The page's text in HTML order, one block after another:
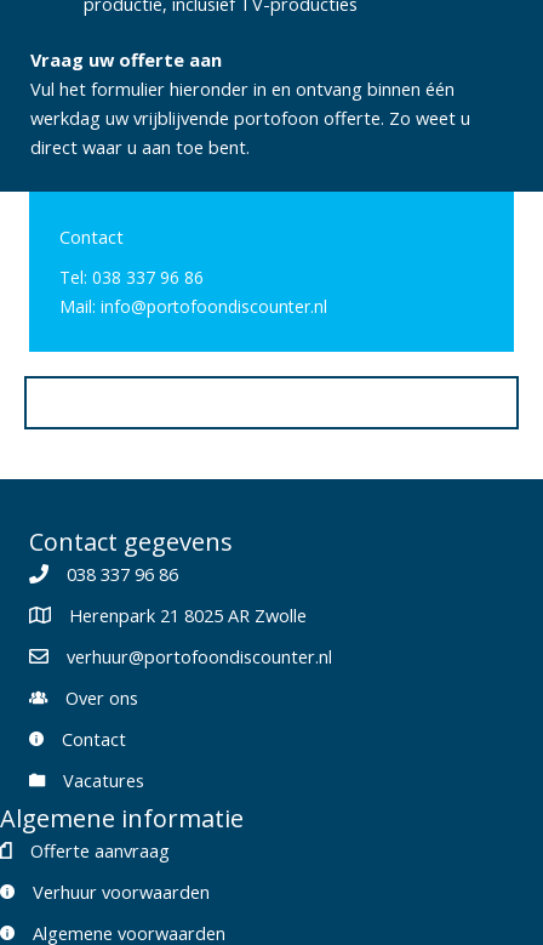
Vraag uw offerte aan
Vul het formulier hieronder in en ontvang binnen één
werkdag uw vrijblijvende portofoon offerte. Zo weet u
direct waar u aan toe bent.
Contact
Tel: 038 337 96 86
Mail: info@portofoondiscounter.nl
Contact gegevens
038 337 96 86
Herenpark 21 8025 AR Zwolle
verhuur@portofoondiscounter.nl
Over ons
Contact
Vacatures
Algemene informatie
Offerte aanvraag
Verhuur voorwaarden
Algemene voorwaarden